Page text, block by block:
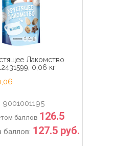
Лакомство
0,06 кг
баллов 126.5
баллов: 127.5 руб.